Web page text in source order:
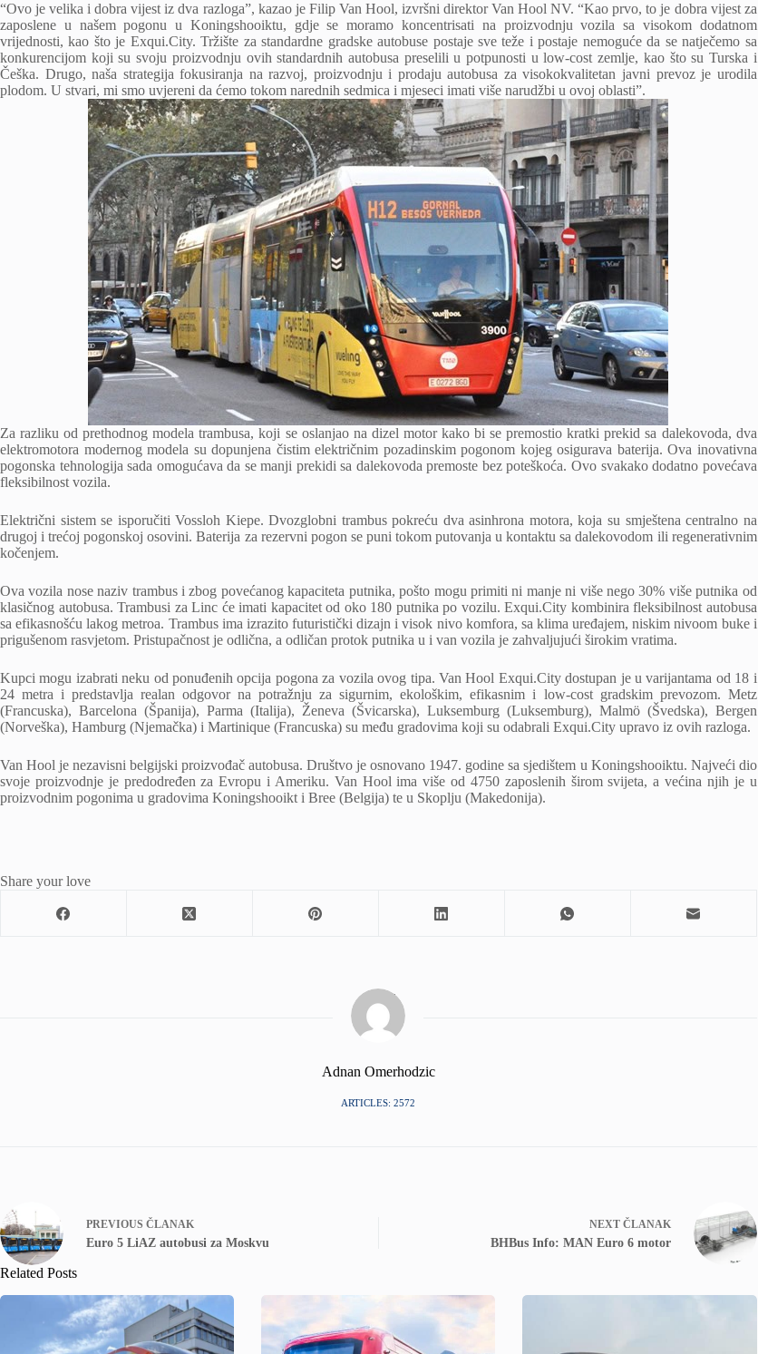
“Ovo je velika i dobra vijest iz dva razloga”, kazao je Filip Van Hool, izvršni direktor Van Hool NV. “Kao prvo, to je dobra vijest za
zaposlene u našem pogonu u Koningshooiktu, gdje se moramo koncentrisati na proizvodnju vozila sa visokom dodatnom
vrijednosti, kao što je Exqui.City. Tržište za standardne gradske autobuse postaje sve teže i postaje nemoguće da se natječemo sa
konkurencijom koji su svoju proizvodnju ovih standardnih autobusa preselili u potpunosti u low-cost zemlje, kao što su Turska i
Češka. Drugo, naša strategija fokusiranja na razvoj, proizvodnju i prodaju autobusa za visokokvalitetan javni prevoz je urodila
plodom. U stvari, mi smo uvjereni da ćemo tokom narednih sedmica i mjeseci imati više narudžbi u ovoj oblasti”.
Za razliku od prethodnog modela trambusa, koji se oslanjao na dizel motor kako bi se premostio kratki prekid sa dalekovoda, dva
elektromotora modernog modela su dopunjena čistim električnim pozadinskim pogonom kojeg osigurava baterija. Ova inovativna
pogonska tehnologija sada omogućava da se manji prekidi sa dalekovoda premoste bez poteškoća. Ovo svakako dodatno povećava
fleksibilnost vozila.
Električni sistem se isporučiti Vossloh Kiepe. Dvozglobni trambus pokreću dva asinhrona motora, koja su smještena centralno na
drugoj i trećoj pogonskoj osovini. Baterija za rezervni pogon se puni tokom putovanja u kontaktu sa dalekovodom ili regenerativnim
kočenjem.
Ova vozila nose naziv trambus i zbog povećanog kapaciteta putnika, pošto mogu primiti ni manje ni više nego 30% više putnika od
klasičnog autobusa. Trambusi za Linc će imati kapacitet od oko 180 putnika po vozilu. Exqui.City kombinira fleksibilnost autobusa
sa efikasnošću lakog metroa. Trambus ima izrazito futuristički dizajn i visok nivo komfora, sa klima uređajem, niskim nivoom buke i
prigušenom rasvjetom. Pristupačnost je odlična, a odličan protok putnika u i van vozila je zahvaljujući širokim vratima.
Kupci mogu izabrati neku od ponuđenih opcija pogona za vozila ovog tipa. Van Hool Exqui.City dostupan je u varijantama od 18 i
24 metra i predstavlja realan odgovor na potražnju za sigurnim, ekološkim, efikasnim i low-cost gradskim prevozom. Metz
(Francuska), Barcelona (Španija), Parma (Italija), Ženeva (Švicarska), Luksemburg (Luksemburg), Malmö (Švedska), Bergen
(Norveška), Hamburg (Njemačka) i Martinique (Francuska) su među gradovima koji su odabrali Exqui.City upravo iz ovih razloga.
Van Hool je nezavisni belgijski proizvođač autobusa. Društvo je osnovano 1947. godine sa sjedištem u Koningshooiktu. Najveći dio
svoje proizvodnje je predodređen za Evropu i Ameriku. Van Hool ima više od 4750 zaposlenih širom svijeta, a većina njih je u
proizvodnim pogonima u gradovima Koningshooikt i Bree (Belgija) te u Skoplju (Makedonija).
Share your love
Adnan Omerhodzic
ARTICLES: 2572
PREVIOUS ČLANAK
Euro 5 LiAZ autobusi za Moskvu
NEXT ČLANAK
BHBus Info: MAN Euro 6 motor
Related Posts